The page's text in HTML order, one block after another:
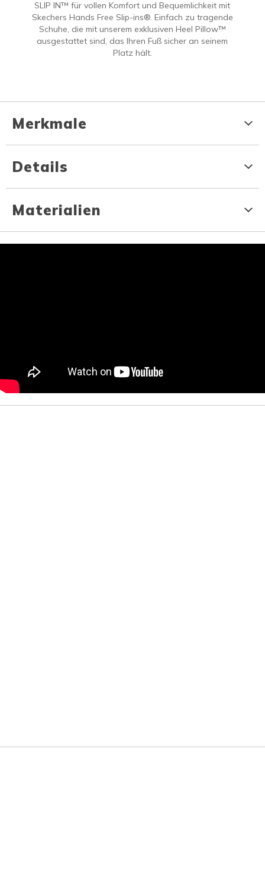
SLIP IN™ für vollen Komfort und Bequemlichkeit mit
Skechers Hands Free Slip-ins®. Einfach zu tragende
Schuhe, die mit unserem exklusiven Heel Pillow™
ausgestattet sind, das Ihren Fuß sicher an seinem
Platz hält.
Merkmale
Details
Materialien